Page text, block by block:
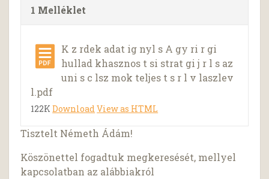
1 Melléklet
K z rdek adat ig nyl s A gy ri r gi
hullad khasznos t si strat gi j r l s az
uni s c lsz mok teljes t s r l v laszlev
l.pdf
122KDownloadView as HTML
Tisztelt Németh Ádám!
Köszönettel fogadtuk megkeresését, mellyel
kapcsolatban az alábbiakról